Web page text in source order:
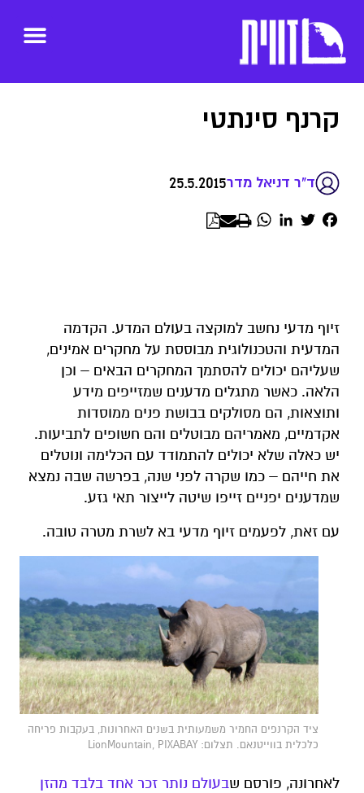
קרנף סינתטי
ד"ר דניאל מדר25.5.2015
Facebook
Twitter
LinkedIn
WhatsApp
זיוף מדעי נחשב למוקצה בעולם המדע. הקדמה
המדעית והטכנולוגית מבוססת על מחקרים אמינים,
שעליהם יכולים להסתמך המחקרים הבאים – וכן
הלאה. כאשר מתגלים מדענים שמזייפים מידע
ותוצאות, הם מסולקים בבושת פנים ממוסדות
אקדמיים, מאמריהם מבוטלים והם חשופים לתביעות.
יש כאלה שלא יכולים להתמודד עם הכלימה ונוטלים
את חייהם – כמו שקרה לפני שנה, בפרשה שבה נמצא
שמדענים יפניים זייפו שיטה לייצור תאי גזע.
עם זאת, לפעמים זיוף מדעי בא לשרת מטרה טובה.
ציד הקרנפים החמיר משמעותית בשנים האחרונות, בעקבות פריחה
כלכלית בווייטנאם. תצלום: LionMountain, PIXABAY
לאחרונה, פורסם שבעולם נותר זכר אחד בלבד מהזן